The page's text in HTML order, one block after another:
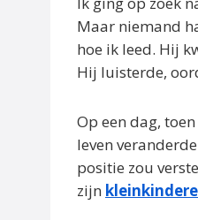
Maar niemand
hoe ik leed. Hij
Hij luisterde,
Op een dag,
leven
positie zou
zijn